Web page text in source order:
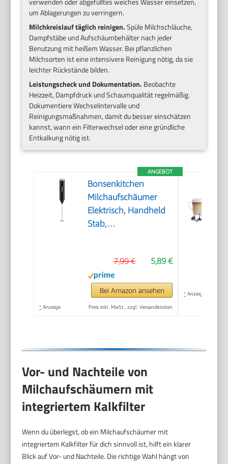
um Ablagerungen zu verringern.
Milchkreislauf täglich reinigen.Spüle Milchschläuche,
Dampfstäbe und Aufschäumbehälter nach jeder
Benutzung mit heißem Wasser. Bei pflanzlichen
Milchsorten ist eine intensivere Reinigung nötig, da sie
leichter Rückstände bilden.
Leistungscheck und Dokumentation. Beobachte
Heizzeit, Dampfdruck und Schaumqualität regelmäßig.
Dokumentiere Wechselintervalle und
Reinigungsmaßnahmen, damit du besser einschätzen
kannst, wann ein Filterwechsel oder eine gründliche
Entkalkung nötig ist.
ANGEBOT
Bonsenkitchen
Milchaufschäumer
Elektrisch, Handheld
Stab,
5,89 €
7,99 €
Bei Amazon ansehen
* Anzeige Preis inkl. MwSt., zzgl. Versandkosten
* Anzeige
Vor- und Nachteile von
Milchaufschäumern mit
integriertem Kalkfilter
Wenn du überlegst, ob ein Milchaufschäumer mit
integriertem Kalkfilter für dich sinnvoll ist, hilft ein klarer
Blick auf Vor- und Nachteile. Die richtige Wahl hängt von